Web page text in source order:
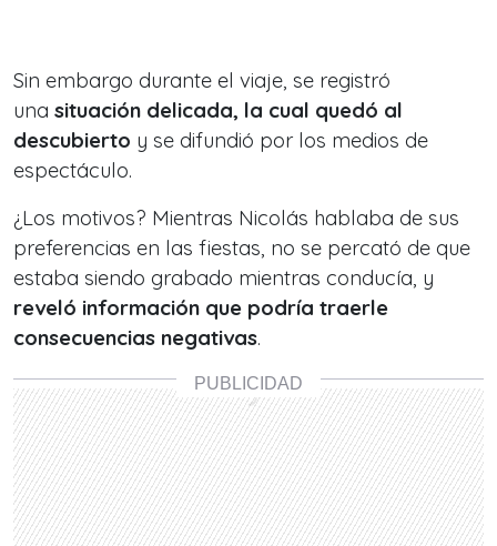
Sin embargo durante el viaje, se registró
una situación delicada, la cual quedó al
descubierto y se difundió por los medios de
espectáculo.
¿Los motivos? Mientras Nicolás hablaba de sus
preferencias en las fiestas, no se percató de que
estaba siendo grabado mientras conducía, y
reveló información que podría traerle
consecuencias negativas.